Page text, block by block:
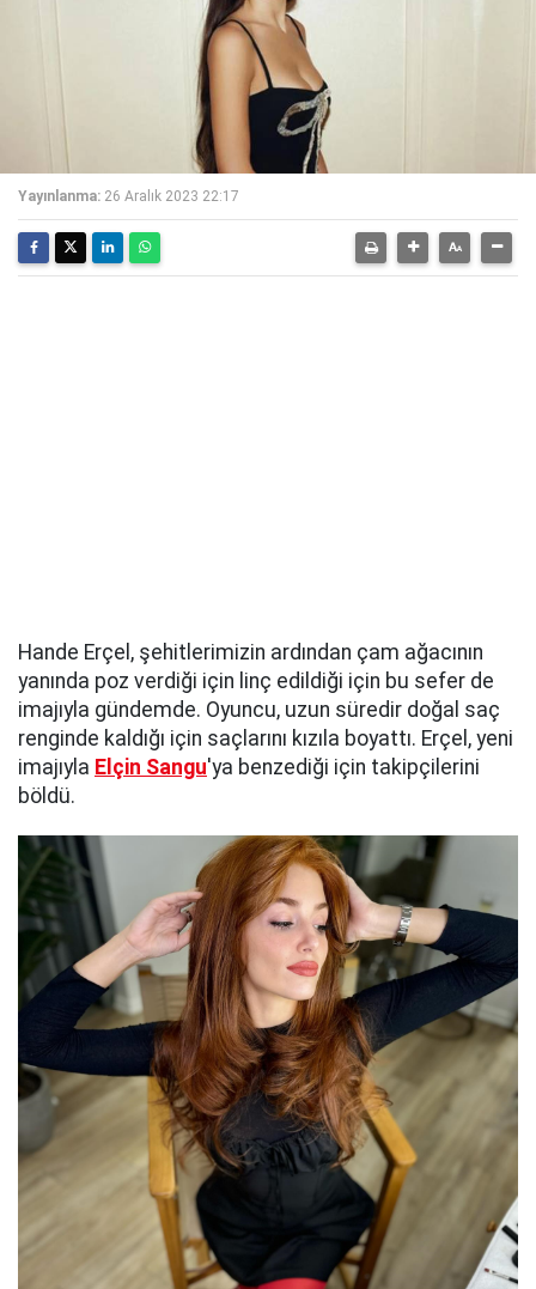
Yayınlanma: 26 Aralık 2023 22:17
Hande Erçel, şehitlerimizin ardından çam ağacının
yanında poz verdiği için linç edildiği için bu sefer de
imajıyla gündemde. Oyuncu, uzun süredir doğal saç
renginde kaldığı için saçlarını kızıla boyattı. Erçel, yeni
imajıyla Elçin Sangu'ya benzediği için takipçilerini
böldü.